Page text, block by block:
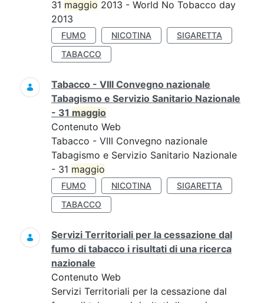
31 maggio 2013 - World No Tobacco day
2013
FUMO NICOTINA
SIGARETTA
TABACCO
Tabacco - VIII Convegno nazionale
Tabagismo e Servizio Sanitario Nazionale
- 31 maggio
Contenuto Web
Tabacco - VIII Convegno nazionale
Tabagismo e Servizio Sanitario Nazionale
- 31 maggio
FUMO NICOTINA
SIGARETTA
TABACCO
Servizi Territoriali per la cessazione dal
fumo di tabacco i risultati di una ricerca
nazionale
Contenuto Web
Servizi Territoriali per la cessazione dal